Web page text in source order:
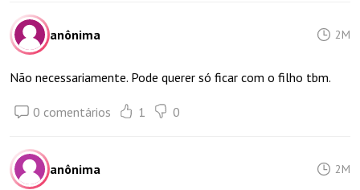
anônima 2M
Não necessariamente. Pode querer só ficar com o filho tbm.
0 comentários 1 0
anônima 2M